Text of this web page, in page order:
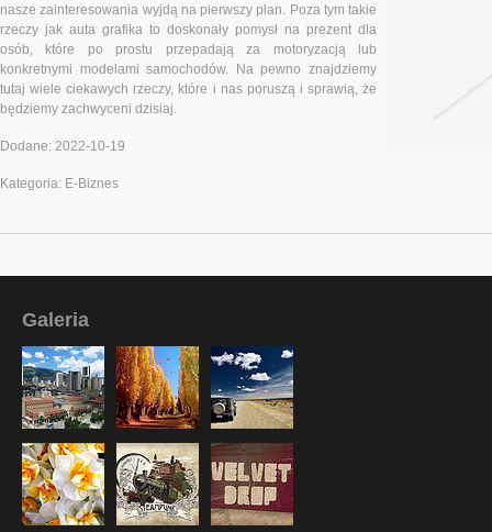
nasze zainteresowania wyjdą na pierwszy plan. Poza tym takie
rzeczy jak auta grafika to doskonały pomysł na prezent dla
osób, które po prostu przepadają za motoryzacją lub
konkretnymi modelami samochodów. Na pewno znajdziemy
tutaj wiele ciekawych rzeczy, które i nas poruszą i sprawią, że
będziemy zachwyceni dzisiaj.
Dodane: 2022-10-19
Kategoria: E-Biznes
Galeria